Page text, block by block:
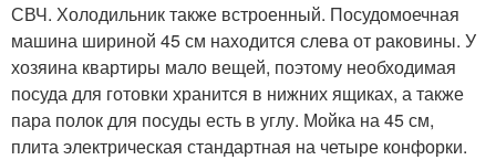
СВЧ. Холодильник также встроенный. Посудомоечная
машина шириной 45 см находится слева от раковины. У
хозяина квартиры мало вещей, поэтому необходимая
посуда для готовки хранится в нижних ящиках, а также
пара полок для посуды есть в углу. Мойка на 45 см,
плита электрическая стандартная на четыре конфорки.